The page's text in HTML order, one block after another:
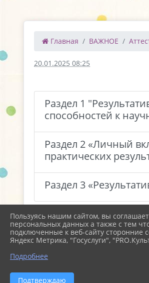
Главная ВАЖНОЕ
20.01.2025 08:25
Раздел 1
способностей к
Раздел 2 «Личный
практических
Раздел 3
Пользуясь нашим сайтом, вы
персональных данных а также с тем
подключенные к веб-сайту сторонние
Яндекс Метрика, "Госуслуги",
Подробнее
Подтверждаю